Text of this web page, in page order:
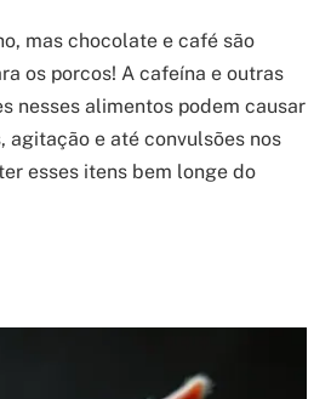
mas chocolate e café são
os porcos! A cafeína e outras
nesses alimentos podem causar
agitação e até convulsões nos
esses itens bem longe do